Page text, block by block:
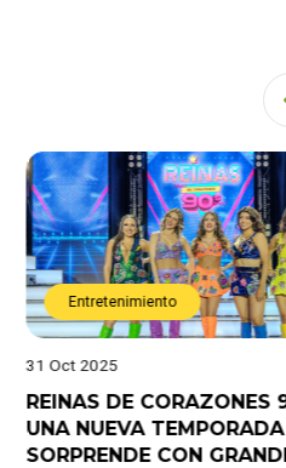
Entretenimiento
31 Oct 2025
REINAS DE CORAZONES
UNA NUEVA
SORPRENDE CON